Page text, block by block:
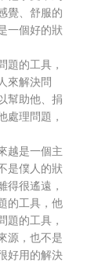
覺、舒服的
一個好的狀
題的工具，
來解決問
幫助他、捐
處理問題，
越是一個主
是僕人的狀
得很遙遠，
的工具，他
題的工具，
源，也不是
好用的解決